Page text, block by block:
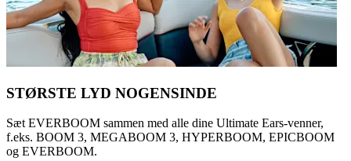
STØRSTE LYD NOGENSINDE
Sæt EVERBOOM sammen med alle dine Ultimate Ears-venner,
f.eks. BOOM 3, MEGABOOM 3, HYPERBOOM, EPICBOOM
og EVERBOOM.